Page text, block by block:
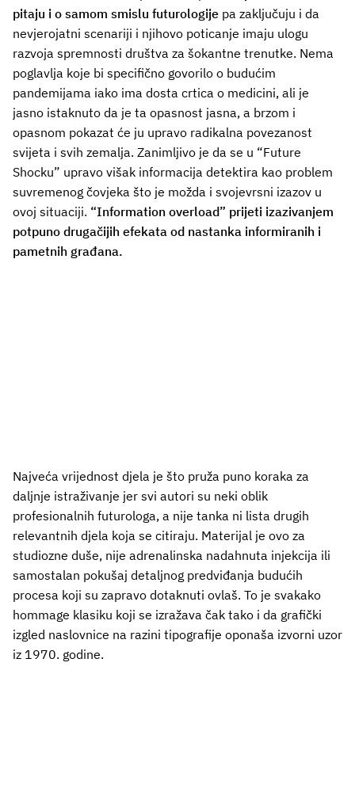
pitaju i o samom smislu futurologije pa zaključuju i da
nevjerojatni scenariji i njihovo poticanje imaju ulogu
razvoja spremnosti društva za šokantne trenutke. Nema
poglavlja koje bi specifično govorilo o budućim
pandemijama iako ima dosta crtica o medicini, ali je
jasno istaknuto da je ta opasnost jasna, a brzom i
opasnom pokazat će ju upravo radikalna povezanost
svijeta i svih zemalja. Zanimljivo je da se u “Future
Shocku” upravo višak informacija detektira kao problem
suvremenog čovjeka što je možda i svojevrsni izazov u
ovoj situaciji. “Information overload” prijeti izazivanjem
potpuno drugačijih efekata od nastanka informiranih i
pametnih građana.
Najveća vrijednost djela je što pruža puno koraka za
daljnje istraživanje jer svi autori su neki oblik
profesionalnih futurologa, a nije tanka ni lista drugih
relevantnih djela koja se citiraju. Materijal je ovo za
studiozne duše, nije adrenalinska nadahnuta injekcija ili
samostalan pokušaj detaljnog predviđanja budućih
procesa koji su zapravo dotaknuti ovlaš. To je svakako
hommage klasiku koji se izražava čak tako i da grafički
izgled naslovnice na razini tipografije oponaša izvorni uzor
iz 1970. godine.